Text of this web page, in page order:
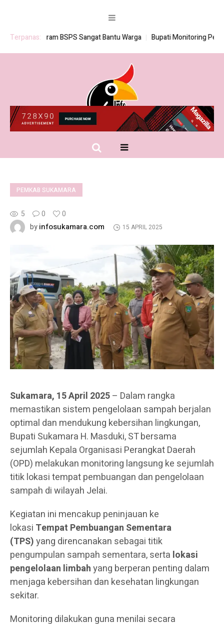
Terpanas:
Program BSPS Sangat Bantu Warga Bupati Monitoring
PEMKAB SUKAMARA
5 0
0
byinfosukamara.com 15 APRIL 2025
Sukamara, 15 April 2025– Dalam rangka
memastikan sistem pengelolaan sampah berjalan
optimal dan mendukung kebersihan lingkungan,
Bupati Sukamara H. Masduki, ST bersama
sejumlah Kepala Organisasi Perangkat Daerah
(OPD) melakukan monitoring langsung ke sejumlah
titik lokasi tempat pembuangan dan pengelolaan
sampah di wilayah Jelai.
Kegiatan ini mencakup peninjauan ke
lokasi Tempat Pembuangan Sementara
(TPS)yang direncanakan sebagai titik
pengumpulan sampah sementara, serta lokasi
pengelolaan limbahyang berperan penting dalam
menjaga kebersihan dan kesehatan lingkungan
sekitar.
Monitoring dilakukan guna menilai secara